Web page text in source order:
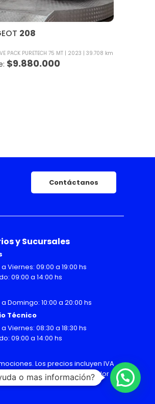
208
PACK PURETECH 75 MT 2023 39.708 km
$9.880.000
Contáctanos
y Sucursales
Viernes: 09:00 a 19:00 hs
09:00 a 14:00 hs
a Domingo: 10:00 a 20:00 hs
Técnico
Viernes: 08:30 a 18:30 hs
09:00 a 14:00 hs
Los precios incluyen IVA
previo aviso por el importador
o mas información?